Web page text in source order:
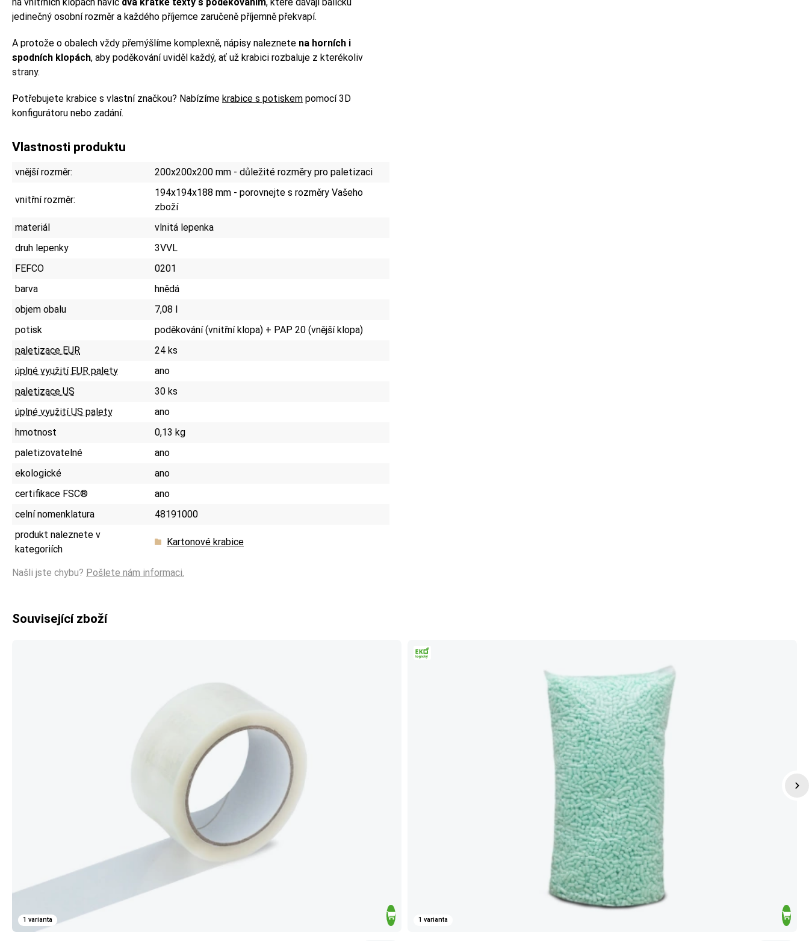
jedinečný osobní rozměr a každého příjemce zaručeně příjemně překvapí.
A protože o obalech vždy přemýšlíme komplexně, nápisy naleznete na horních i
spodních klopách, aby poděkování uviděl každý, ať už krabici rozbaluje z kterékoliv
strany.
Potřebujete krabice s vlastní značkou? Nabízíme krabice s potiskem pomocí 3D
konfigurátoru nebo zadání.
Vlastnosti produktu
vnější rozměr: 200x200x200 mm - důležité rozměry pro paletizaci
vnitřní rozměr:
194x194x188 mm - porovnejte s rozměry Vašeho
zboží
materiál
vlnitá lepenka
druh lepenky
3VVL
FEFCO
0201
barva
hnědá
objem obalu
7,08 l
potisk
poděkování (vnitřní klopa) + PAP 20 (vnější klopa)
paletizace EUR
24 ks
úplné využití EUR palety
ano
paletizace US
30 ks
úplné využití US palety
ano
hmotnost
0,13 kg
paletizovatelné
ano
ekologické
ano
certifikace FSC®
ano
celní nomenklatura
48191000
produkt naleznete v
kategoriích
Kartonové krabice
Našli jste chybu? Pošlete nám informaci.
Související zboží
1 varianta 1 varianta